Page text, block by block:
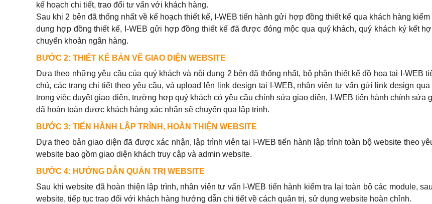
kế hoạch chi tiết, trao đổi tư vấn với khách hàng.
Sau khi 2 bên đã thống nhất về kế hoạch thiết kế, I-WEB tiến hành gửi hợp đồng thiết kế qua khách hàng
dung hợp đồng thiết kế, I-WEB gửi hợp đồng thiết kế đã được đóng mộc qua quý khách, quý khách ký kết
chuyển khoản ngân hàng.
BƯỚC 2: THIẾT KẾ BẢN VẼ GIAO DIỆN WEBSITE
Dựa theo những yêu cầu của quý khách và nội dung 2 bên đã thống nhất, bộ phận thiết kế đồ họa tại I-WEB
chủ, các trang chi tiết theo yêu cầu, và upload lên link design tại I-WEB, nhân viên tư vấn gửi link design
trong việc duyệt giao diện, trường hợp quý khách có yêu cầu chỉnh sửa giao diện, I-WEB tiến hành chỉnh sửa
đã hoàn toàn được khách hàng xác nhận sẽ chuyển qua lập trình.
BƯỚC 3: TIẾN HÀNH LẬP TRÌNH, HOÀN THIỆN WEBSITE
Dựa theo bản giao diện đã được xác nhận, lập trình viên tại I-WEB tiến hành lập trình toàn bộ website theo
website bao gồm giao diện khách truy cập và admin website.
BƯỚC 4: HƯỚNG DẪN QUẢN TRỊ WEBSITE
Sau khi website đã hoàn thiện lập trình, nhân viên tư vấn I-WEB tiến hành kiểm tra lại toàn bộ các module,
website, tiếp tục trao đổi với khách hàng hướng dẫn chi tiết về cách quản trị, sử dụng website hoàn chỉnh.